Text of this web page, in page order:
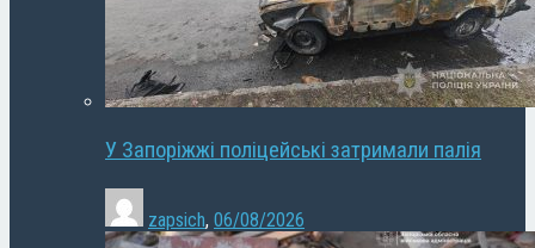
У Запоріжжі поліцейські затримали палія
zapsich, 06/08/2026